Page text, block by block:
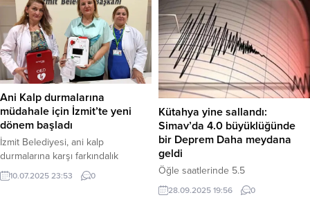
ve Milas’taki iki büyük yangınla
mücadelenin şiddetli rüzgar
nedeniyle devam ettiğini bildirdi.
Köyceğiz’de alevlerin tehdit ettiği
üç mahalleden 582 vatandaş
güvenli bölgelere tahliye edildi.
akşamdan bu yana orman
yangınlarıyla amansız bir...
Saray’da bir araya geldi. Haber
Merkezi – Yerel saatle 18.30
sularında Cumhurbaşkanı
Erdoğan’ın konvoyu Beyaz Saray’a
giriş yaptı. ABD Başkanı...
Ani Kalp durmalarına
müdahale için İzmit’te yeni
dönem başladı
İzmit Belediyesi, ani kalp
durmalarına karşı farkındalık
oluşturmak ve etkili ilk yardım
müdahalesini sağlamak amacıyla
10.07.2025 23:53 0
Kütahya yine sallandı:
Simav’da 4.0 büyüklüğünde
bir Deprem Daha meydana
geldi
Öğle saatlerinde 5.5
büyüklüğündeki depremle sarsılan
Kütahya’da, akşam saatlerinde bir
28.09.2025 19:56 0